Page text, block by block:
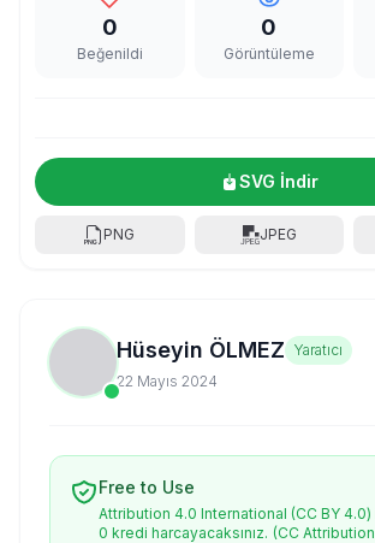
0
Beğenildi
0
Görüntüleme
SVG İndir
PNG JPEG
Hüseyin ÖLMEZ Yaratıcı
22 Mayıs 2024
Free to Use
Attribution 4.0 International (CC BY
0 kredi harcayacaksınız. (CC